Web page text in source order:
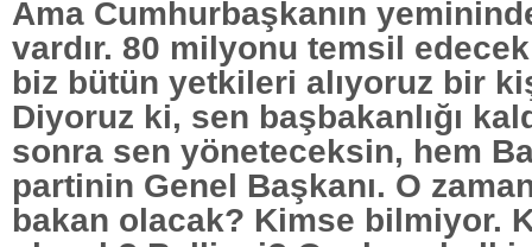
Ama Cumhurbaşkanın
vardır. 80 milyonu temsil
biz bütün yetkileri alıyoruz bir
Diyoruz ki, sen başbakanlığı
sonra sen yöneteceksin, hem
partinin Genel Başkanı. O
bakan olacak? Kimse bilmiyor.